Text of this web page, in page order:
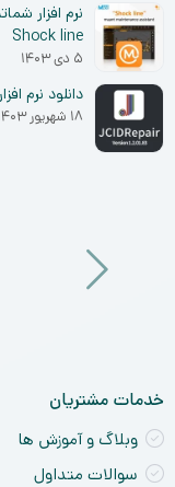
Shock line
۵ دی ۱۴۰۳
دانلود نرم افزار JCID Repair
۱۸ شهریور ۱۴۰۳
خدمات مشتریان
وبلاگ و آموزش ها
سوالات متداول